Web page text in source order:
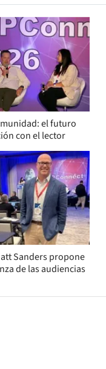
el futuro
con el lector
Sanders propone
de las audiencias